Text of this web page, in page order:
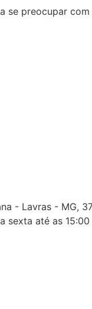
se preocupar
- Lavras - MG,
sexta até as 15:00